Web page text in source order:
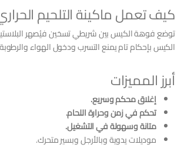
كيف تعمل ماكينة التلحيم
توضع فوهة الكيس بين شريطي تسخين فيُصهر
الكيس بإحكام تام يمنع التسرب ودخول الهواء
أبرز المميزات
إغلاق محكم وسريع.
تحكم في زمن وحرارة اللحام.
متانة وسهولة في التشغيل.
موديلات يدوية وبالأرجل وبسير متحرك.